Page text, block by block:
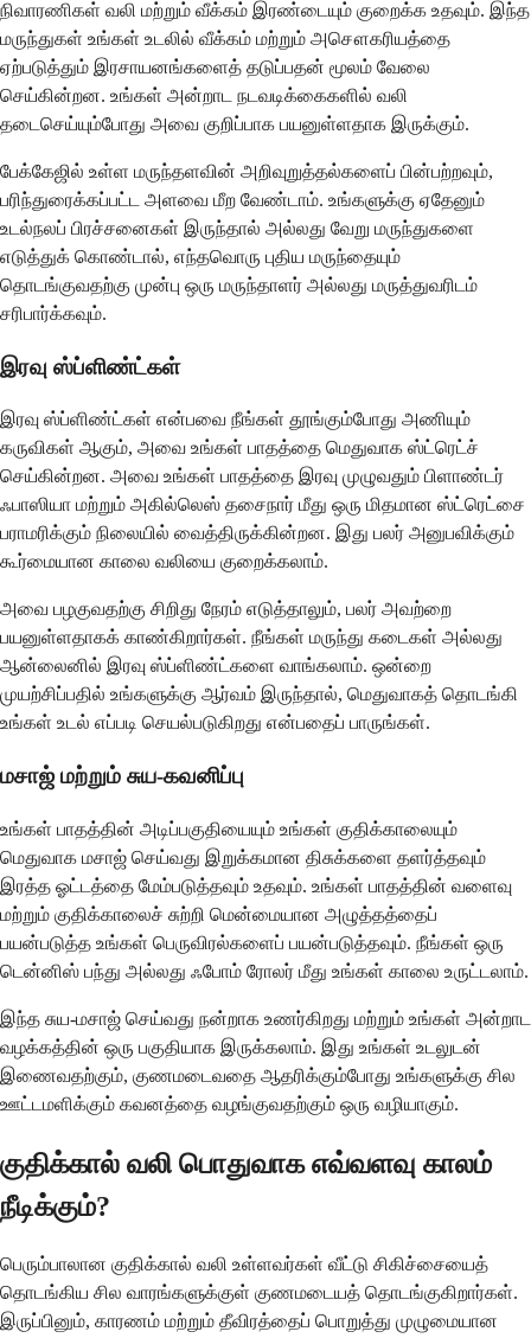
நிவாரணிகள் வலி ​​மற்றும் வீக்கம் இரண்டையும் குறைக்க உதவும். இந்த
மருந்துகள் உங்கள் உடலில் வீக்கம் மற்றும் அசௌகரியத்தை
ஏற்படுத்தும் இரசாயனங்களைத் தடுப்பதன் மூலம் வேலை
செய்கின்றன. உங்கள் அன்றாட நடவடிக்கைகளில் வலி ​​
தடைசெய்யும்போது அவை குறிப்பாக பயனுள்ளதாக இருக்கும்.
பேக்கேஜில் உள்ள மருந்தளவின் அறிவுறுத்தல்களைப் பின்பற்றவும்,
பரிந்துரைக்கப்பட்ட அளவை மீற வேண்டாம். உங்களுக்கு ஏதேனும்
உடல்நலப் பிரச்சனைகள் இருந்தால் அல்லது வேறு மருந்துகளை
எடுத்துக் கொண்டால், எந்தவொரு புதிய மருந்தையும்
தொடங்குவதற்கு முன்பு ஒரு மருந்தாளர் அல்லது மருத்துவரிடம்
சரிபார்க்கவும்.
இரவு ஸ்ப்ளிண்ட்கள்
இரவு ஸ்ப்ளிண்ட்கள் என்பவை நீங்கள் தூங்கும்போது அணியும்
கருவிகள் ஆகும், அவை உங்கள் பாதத்தை மெதுவாக ஸ்ட்ரெட்ச்
செய்கின்றன. அவை உங்கள் பாதத்தை இரவு முழுவதும் பிளாண்டர்
ஃபாஸியா மற்றும் அகில்லெஸ் தசைநார் மீது ஒரு மிதமான ஸ்ட்ரெட்சை
பராமரிக்கும் நிலையில் வைத்திருக்கின்றன. இது பலர் அனுபவிக்கும்
கூர்மையான காலை வலியை குறைக்கலாம்.
அவை பழகுவதற்கு சிறிது நேரம் எடுத்தாலும், பலர் அவற்றை
பயனுள்ளதாகக் காண்கிறார்கள். நீங்கள் மருந்து கடைகள் அல்லது
ஆன்லைனில் இரவு ஸ்ப்ளிண்ட்களை வாங்கலாம். ஒன்றை
முயற்சிப்பதில் உங்களுக்கு ஆர்வம் இருந்தால், மெதுவாகத் தொடங்கி
உங்கள் உடல் எப்படி செயல்படுகிறது என்பதைப் பாருங்கள்.
மசாஜ் மற்றும் சுய-கவனிப்பு
உங்கள் பாதத்தின் அடிப்பகுதியையும் உங்கள் குதிக்காலையும்
மெதுவாக மசாஜ் செய்வது இறுக்கமான திசுக்களை தளர்த்தவும்
இரத்த ஓட்டத்தை மேம்படுத்தவும் உதவும். உங்கள் பாதத்தின் வளைவு
மற்றும் குதிக்காலைச் சுற்றி மென்மையான அழுத்தத்தைப்
பயன்படுத்த உங்கள் பெருவிரல்களைப் பயன்படுத்தவும். நீங்கள் ஒரு
டென்னிஸ் பந்து அல்லது ஃபோம் ரோலர் மீது உங்கள் காலை உருட்டலாம்.
இந்த சுய-மசாஜ் செய்வது நன்றாக உணர்கிறது மற்றும் உங்கள் அன்றாட
வழக்கத்தின் ஒரு பகுதியாக இருக்கலாம். இது உங்கள் உடலுடன்
இணைவதற்கும், குணமடைவதை ஆதரிக்கும்போது உங்களுக்கு சில
ஊட்டமளிக்கும் கவனத்தை வழங்குவதற்கும் ஒரு வழியாகும்.
குதிக்கால் வலி பொதுவாக எவ்வளவு காலம்
நீடிக்கும்?
பெரும்பாலான குதிக்கால் வலி உள்ளவர்கள் வீட்டு சிகிச்சையைத்
தொடங்கிய சில வாரங்களுக்குள் குணமடையத் தொடங்குகிறார்கள்.
இருப்பினும், காரணம் மற்றும் தீவிரத்தைப் பொறுத்து முழுமையான